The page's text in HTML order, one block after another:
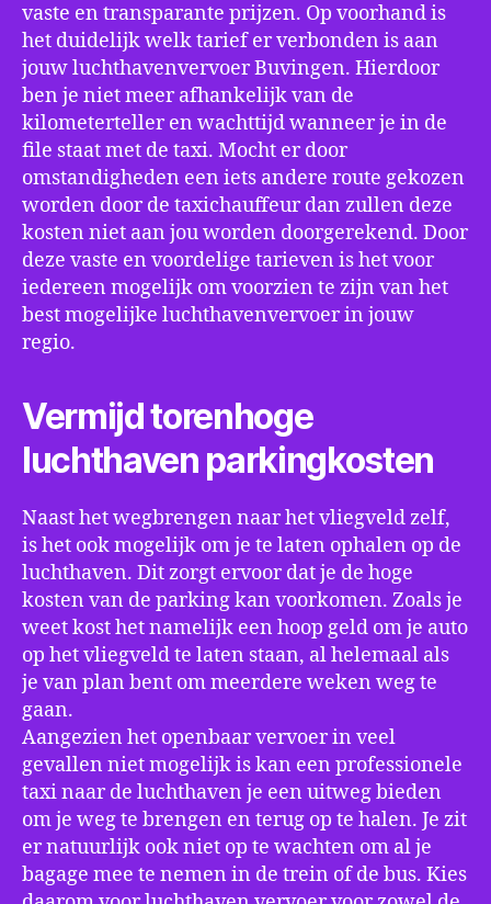
vaste en transparante prijzen. Op voorhand is
het duidelijk welk tarief er verbonden is aan
jouw luchthavenvervoer Buvingen. Hierdoor
ben je niet meer afhankelijk van de
kilometerteller en wachttijd wanneer je in de
file staat met de taxi. Mocht er door
omstandigheden een iets andere route gekozen
worden door de taxichauffeur dan zullen deze
kosten niet aan jou worden doorgerekend. Door
deze vaste en voordelige tarieven is het voor
iedereen mogelijk om voorzien te zijn van het
best mogelijke luchthavenvervoer in jouw
regio.
Vermijd torenhoge
luchthaven parkingkosten
Naast het wegbrengen naar het vliegveld zelf,
is het ook mogelijk om je te laten ophalen op de
luchthaven. Dit zorgt ervoor dat je de hoge
kosten van de parking kan voorkomen. Zoals je
weet kost het namelijk een hoop geld om je auto
op het vliegveld te laten staan, al helemaal als
je van plan bent om meerdere weken weg te
gaan.
Aangezien het openbaar vervoer in veel
gevallen niet mogelijk is kan een professionele
taxi naar de luchthaven je een uitweg bieden
om je weg te brengen en terug op te halen. Je zit
er natuurlijk ook niet op te wachten om al je
bagage mee te nemen in de trein of de bus. Kies